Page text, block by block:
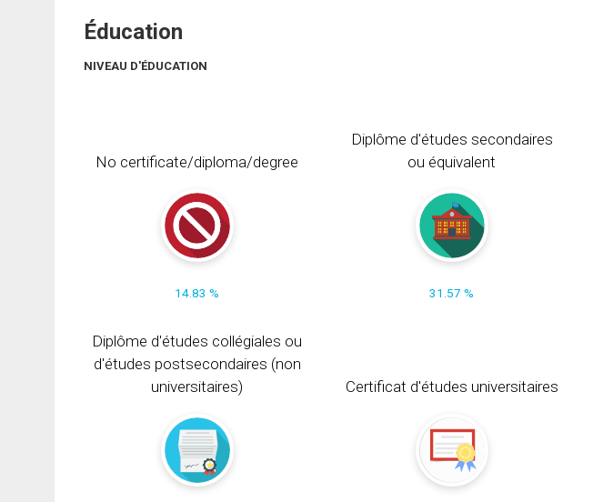
Éducation
NIVEAU D'ÉDUCATION
No certificate/diploma/degree
14.83 %
Diplôme d'études secondaires
ou équivalent
31.57 %
Diplôme d'études collégiales ou
d'études postsecondaires (non
universitaires)
Certificat d'études universitaires